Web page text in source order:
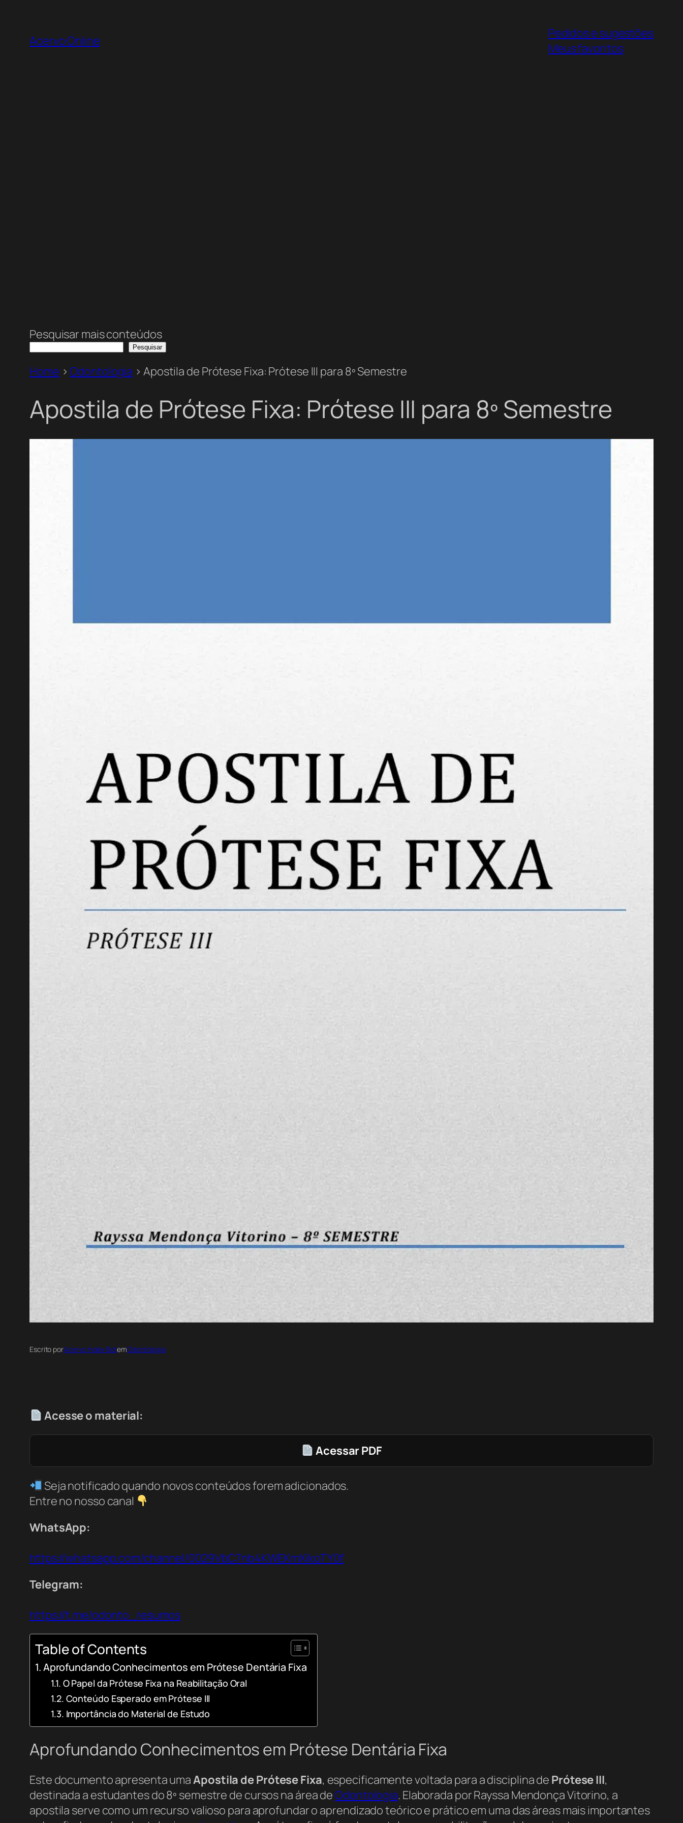
Acervo Online
Pedidos e sugestões
Meus favoritos
Pesquisar mais conteúdos
Pesquisar
Home >Odontologia > Apostila de Prótese Fixa: Prótese III para 8º Semestre
Apostila de Prótese Fixa: Prótese III para 8º Semestre
Escrito porAcervo Index BotemOdontologia
Acesse o material:
Acessar PDF
Seja notificado quando novos conteúdos forem adicionados.
Entre no nosso canal
WhatsApp:
https://whatsapp.com/channel/0029VbC7nb4KWEKmXikoTY0f
Telegram:
https://t.me/odonto_resumos
Table of Contents
Aprofundando Conhecimentos em Prótese Dentária Fixa
O Papel da Prótese Fixa na Reabilitação Oral
Conteúdo Esperado em Prótese III
Importância do Material de Estudo
Aprofundando Conhecimentos em Prótese Dentária Fixa
Este documento apresenta umaApostila de Prótese Fixa, especificamente voltada para a disciplina de Prótese III,
destinada a estudantes do 8º semestre de cursos na área deOdontologia. Elaborada por Rayssa Mendonça Vitorino, a
apostila serve como um recurso valioso para aprofundar o aprendizado teórico e prático em uma das áreas mais importantes